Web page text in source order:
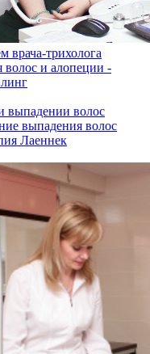
врача-трихолога
и алопеции -
выпадении волос
выпадения волос
Лаеннек